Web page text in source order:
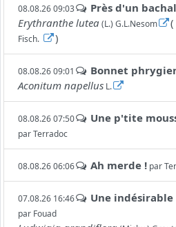
08.08.26 09:03 Près d'un bachal
Erythranthe lutea(L.) G.L.Nesom
Fisch. )
08.08.26 09:01 Bonnet
Aconitum napellus L.
08.08.26 07:50 Une p'tite
parTerradoc
08.08.26 06:06 Ah merde ! par
07.08.26 16:46 Une
par Fouad